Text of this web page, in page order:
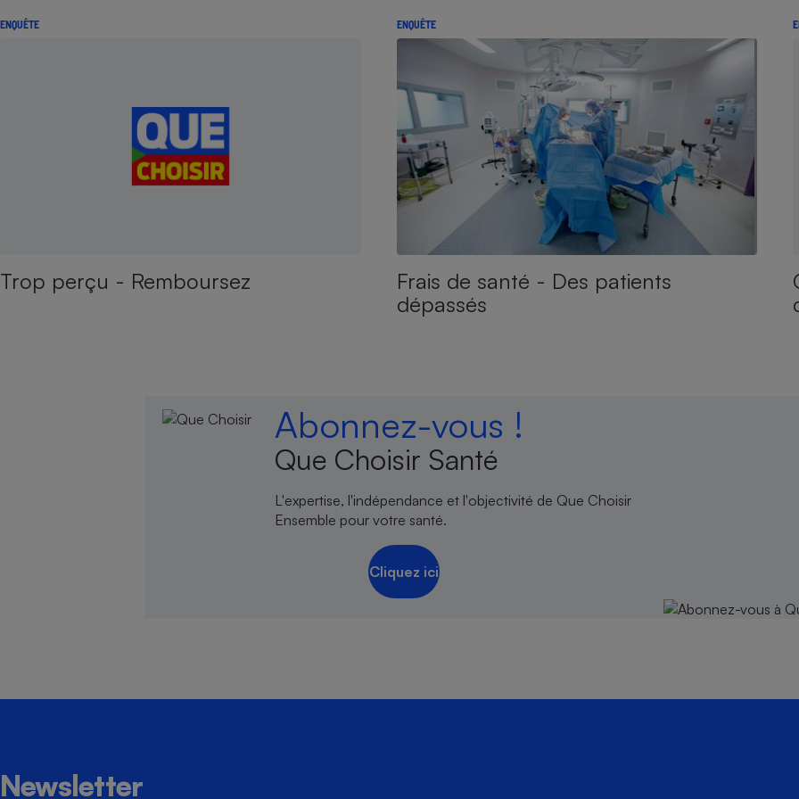
ENQUÊTE
Trop perçu - Remboursez
ENQUÊTE
Frais de santé - Des patients
dépassés
Abonnez-vous !
Que Choisir Santé
L'expertise, l'indépendance et l'objectivité de Que Choisir
Ensemble pour votre santé.
Cliquez ici
Newsletter